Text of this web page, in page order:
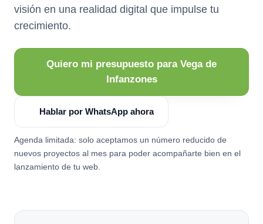
visión en una realidad digital que impulse tu
crecimiento.
Quiero mi presupuesto para Vega de
Infanzones
Hablar por WhatsApp ahora
Agenda limitada: solo aceptamos un número reducido de
nuevos proyectos al mes para poder acompañarte bien en el
lanzamiento de tu web.